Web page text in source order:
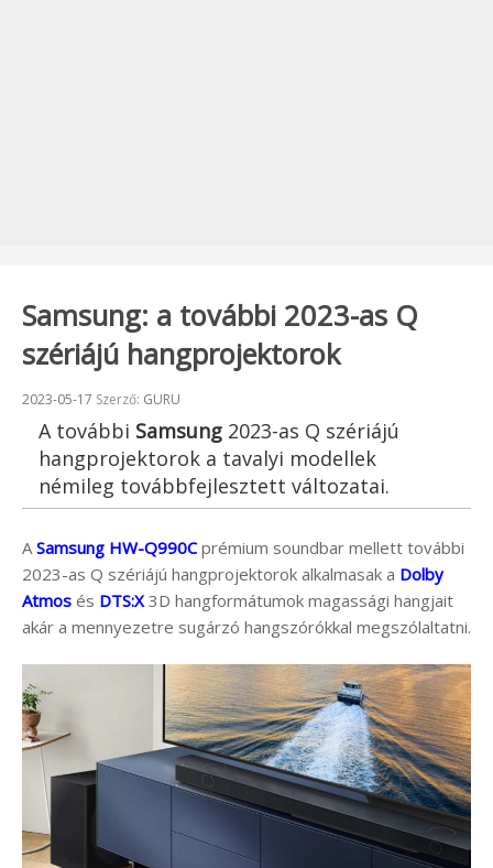
Samsung: a további 2023-as Q
szériájú hangprojektorok
Beküldve:
2023-05-17 Szerző: GURU
A további Samsung 2023-as Q szériájú
hangprojektorok a tavalyi modellek
némileg továbbfejlesztett változatai.
A Samsung HW-Q990Cprémium soundbar mellett további
2023-as Q szériájú hangprojektorok alkalmasak a Dolby
Atmos és DTS:X 3D hangformátumok magassági hangjait
akár a mennyezetre sugárzó hangszórókkal megszólaltatni.